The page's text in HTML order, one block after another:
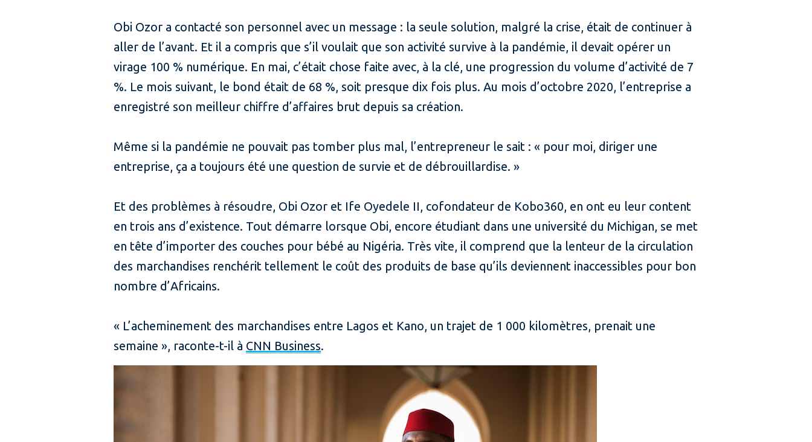
Obi Ozor a contacté son personnel avec un message : la seule solution, malgré la crise, était de continuer à
aller de l’avant. Et il a compris que s’il voulait que son activité survive à la pandémie, il devait opérer un
virage 100 % numérique. En mai, c’était chose faite avec, à la clé, une progression du volume d’activité de 7
%. Le mois suivant, le bond était de 68 %, soit presque dix fois plus. Au mois d’octobre 2020, l’entreprise a
enregistré son meilleur chiffre d’affaires brut depuis sa création.
Même si la pandémie ne pouvait pas tomber plus mal, l’entrepreneur le sait : « pour moi, diriger une
entreprise, ça a toujours été une question de survie et de débrouillardise. »
Et des problèmes à résoudre, Obi Ozor et Ife Oyedele II, cofondateur de Kobo360, en ont eu leur content
en trois ans d’existence. Tout démarre lorsque Obi, encore étudiant dans une université du Michigan, se met
en tête d’importer des couches pour bébé au Nigéria. Très vite, il comprend que la lenteur de la circulation
des marchandises renchérit tellement le coût des produits de base qu’ils deviennent inaccessibles pour bon
nombre d’Africains.
« L’acheminement des marchandises entre Lagos et Kano, un trajet de 1 000 kilomètres, prenait une
semaine », raconte-t-il à CNN Business.